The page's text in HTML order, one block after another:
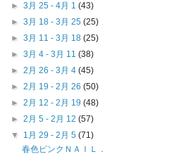
►3月 25 - 4月 1(43)
►3月 18 - 3月 25(25)
►3月 11 - 3月 18(25)
►3月 4 - 3月 11(38)
►2月 26 - 3月 4(45)
►2月 19 - 2月 26(50)
►2月 12 - 2月 19(48)
►2月 5 - 2月 12(57)
▼ 1月 29 - 2月 5(71)
春色ピンクＮＡＩＬ．